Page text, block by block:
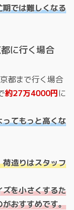
では難しくなる
に行く場合
都まで行く場合
約27万4000円に
てもっと高くな
造りはスタッフ
を小さくするた
おすすめです。